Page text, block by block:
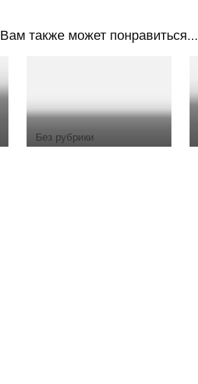
Вам также может понравиться...
Без рубрики